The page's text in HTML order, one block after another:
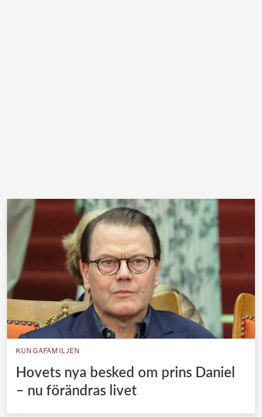
KUNGAFAMILJEN
Hovets nya besked om prins Daniel
– nu förändras livet